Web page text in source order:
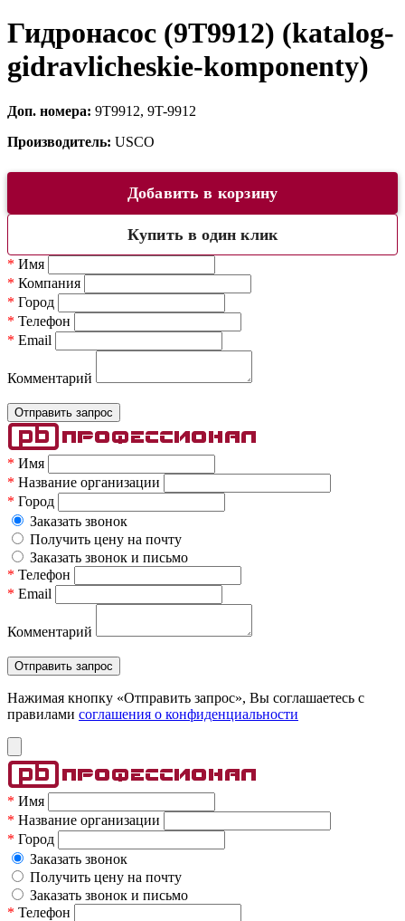
Гидронасос (9T9912) (katalog-
gidravlicheskie-komponenty)
Доп. номера: 9T9912, 9T-9912
Производитель: USCO
Добавить в корзину
Купить в один клик
* Имя
* Компания
* Город
* Телефон
* Email
Комментарий
* Имя
* Название организации
* Город
Заказать звонок
Получить цену на почту
Заказать звонок и письмо
* Телефон
* Email
Комментарий
Нажимая кнопку «Отправить запрос», Вы соглашаетесь c
правилами соглашения о конфиденциальности
* Имя
* Название организации
* Город
Заказать звонок
Получить цену на почту
Заказать звонок и письмо
* Телефон